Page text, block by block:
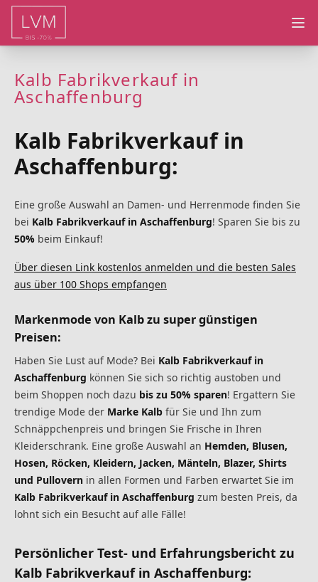
Kalb Fabrikverkauf in
Aschaffenburg
Kalb Fabrikverkauf in
Aschaffenburg:
Eine große Auswahl an Damen- und Herrenmode finden Sie
bei Kalb Fabrikverkauf in Aschaffenburg! Sparen Sie bis zu
50% beim Einkauf!
Über diesen Link kostenlos anmelden und die besten Sales
aus über 100 Shops empfangen
Markenmode von Kalb zu super günstigen
Preisen:
Haben Sie Lust auf Mode? Bei Kalb Fabrikverkauf in
Aschaffenburg können Sie sich so richtig austoben und
beim Shoppen noch dazu bis zu 50% sparen! Ergattern Sie
trendige Mode der Marke Kalb für Sie und Ihn zum
Schnäppchenpreis und bringen Sie Frische in Ihren
Kleiderschrank. Eine große Auswahl an Hemden, Blusen,
Hosen, Röcken, Kleidern, Jacken, Mänteln, Blazer, Shirts
und Pullovern in allen Formen und Farben erwartet Sie im
Kalb Fabrikverkauf in Aschaffenburg zum besten Preis, da
lohnt sich ein Besucht auf alle Fälle!
Persönlicher Test- und Erfahrungsbericht zu
Kalb Fabrikverkauf in Aschaffenburg: